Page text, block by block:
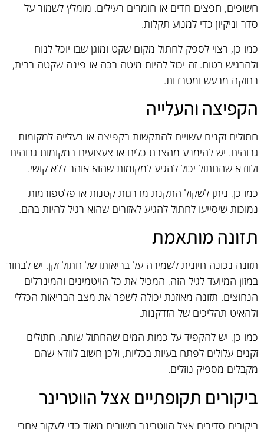
חשופים, חפצים חדים או חומרים רעילים. מומלץ לשמור על
סדר וניקיון כדי למנוע תקלות.
כמו כן, רצוי לספק לחתול מקום שקט ומוגן שבו יוכל לנוח
ולהרגיש בטוח. זה יכול להיות מיטה רכה או פינה שקטה בבית,
רחוקה מרעש ומטרדות.
הקפיצה והעלייה
חתולים זקנים עשויים להתקשות בקפיצה או בעלייה למקומות
גבוהים. יש להימנע מהצבת כלים או צעצועים במקומות גבוהים
ולוודא שהחתול יכול להגיע למקומות שהוא אוהב ללא קושי.
כמו כן, ניתן לשקול התקנת מדרגות קטנות או פלטפורמות
נמוכות שיסייעו לחתול להגיע לאזורים שהוא רגיל להיות בהם.
תזונה מותאמת
תזונה נכונה חיונית לשמירה על בריאותו של חתול זקן. יש לבחור
במזון המיועד לגיל הזה, המכיל את כל הויטמינים והמינרלים
הנחוצים. תזונה מאוזנת יכולה לשפר את מצב הבריאות הכללי
ולהאיט תהליכים של הזדקנות.
כמו כן, יש להקפיד על כמות המים שהחתול שותה. חתולים
זקנים עלולים לפתח בעיות בכליות, ולכן חשוב לוודא שהם
מקבלים מספיק נוזלים.
ביקורים תקופתיים אצל הווטרינר
ביקורים סדירים אצל הווטרינר חשובים מאוד כדי לעקוב אחרי